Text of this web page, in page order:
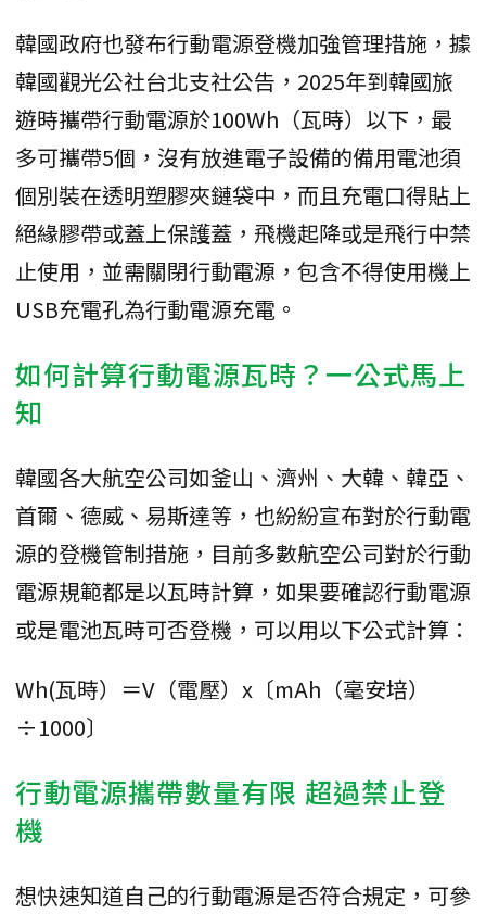
韓國政府也發布行動電源登機加強管理措施，據
韓國觀光公社台北支社公告，2025年到韓國旅
遊時攜帶行動電源於100Wh（瓦時）以下，最
多可攜帶5個，沒有放進電子設備的備用電池須
個別裝在透明塑膠夾鏈袋中，而且充電口得貼上
絕緣膠帶或蓋上保護蓋，飛機起降或是飛行中禁
止使用，並需關閉行動電源，包含不得使用機上
USB充電孔為行動電源充電。
如何計算行動電源瓦時？一公式馬上
知
韓國各大航空公司如釜山、濟州、大韓、韓亞、
首爾、德威、易斯達等，也紛紛宣布對於行動電
源的登機管制措施，目前多數航空公司對於行動
電源規範都是以瓦時計算，如果要確認行動電源
或是電池瓦時可否登機，可以用以下公式計算：
Wh(瓦時）＝V（電壓）x〔mAh（毫安培）
÷1000〕
行動電源攜帶數量有限 超過禁止登
機
想快速知道自己的行動電源是否符合規定，可參